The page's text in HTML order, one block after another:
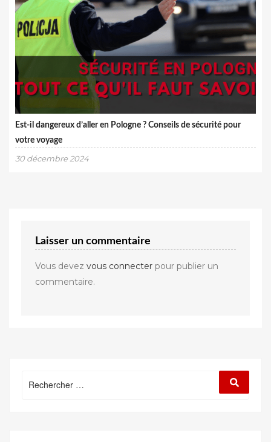
Est-il dangereux d’aller en Pologne ? Conseils de sécurité pour
votre voyage
30 décembre 2024
Laisser un commentaire
Vous devez vous connecterpour publier un
commentaire.